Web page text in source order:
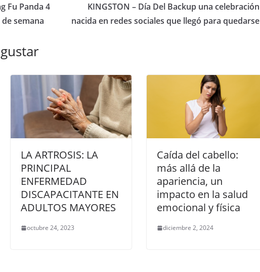
Fu Panda 4
semana
KINGSTON – Día Del Backup una celebración
nacida en redes sociales que llegó para quedarse
LA ARTROSIS: LA
PRINCIPAL
ENFERMEDAD
DISCAPACITANTE EN
ADULTOS MAYORES
octubre 24, 2023
Caída del cabello:
más allá de la
apariencia, un
impacto en la salud
emocional y física
diciembre 2, 2024